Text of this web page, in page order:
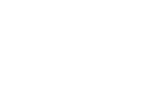
PERÚ: Cusco: Despiste y
deja tres fallecidos y